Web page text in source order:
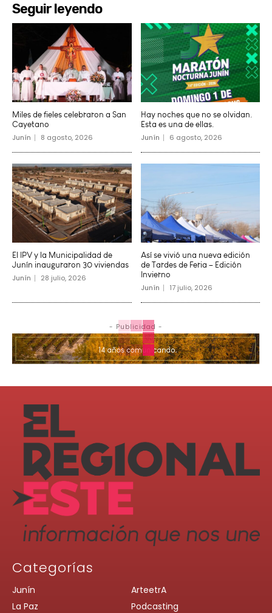
Seguir leyendo
Miles de fieles celebraron a San
Cayetano
Junín 8 agosto, 2026
Hay noches que no se olvidan.
Esta es una de ellas.
Junín 6 agosto, 2026
El IPV y la Municipalidad de
Junín inauguraron 30 viviendas
Junín 28 julio, 2026
Así se vivió una nueva edición
de Tardes de Feria – Edición
Invierno
Junín 17 julio, 2026
- Publicidad -
Categorías
Junín
La Paz
ArteetrA
Podcasting